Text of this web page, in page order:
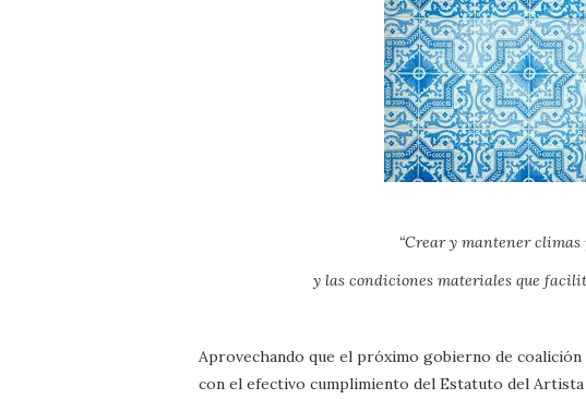
“Crear y mantener
y las condiciones materiales que
Aprovechando que el próximo gobierno de
con el efectivo cumplimiento del Estatuto del